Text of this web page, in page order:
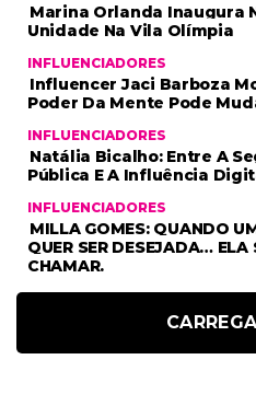
Marina Orlanda Inaugura
Unidade Na Vila Olímpia
INFLUENCIADORES
Influencer Jaci Barboza
Poder Da Mente Pode
INFLUENCIADORES
Natália Bicalho: Entre A
Pública E A Influência
INFLUENCIADORES
MILLA GOMES: QUANDO
QUER SER DESEJADA… ELA
CHAMAR.